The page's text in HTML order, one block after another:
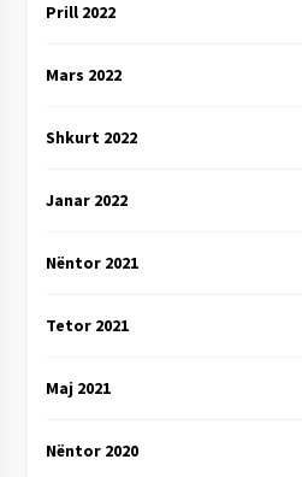
Prill 2022
Mars 2022
Shkurt 2022
Janar 2022
Nëntor 2021
Tetor 2021
Maj 2021
Nëntor 2020